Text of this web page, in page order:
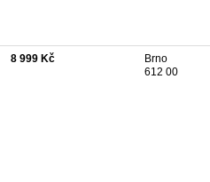
8 999 Kč
Brno
612 00